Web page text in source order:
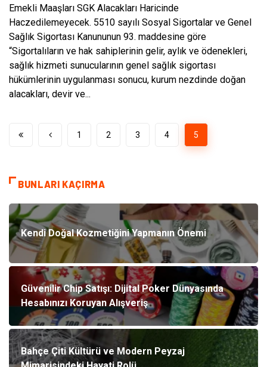
Emekli Maaşları SGK Alacakları Haricinde
Haczedilemeyecek. 5510 sayılı Sosyal Sigortalar ve Genel
Sağlık Sigortası Kanununun 93. maddesine göre
“Sigortalıların ve hak sahiplerinin gelir, aylık ve ödenekleri,
sağlık hizmeti sunucularının genel sağlık sigortası
hükümlerinin uygulanması sonucu, kurum nezdinde doğan
alacakları, devir ve...
1 2 3 4 5
BUNLARI KAÇIRMA
Kendi Doğal Kozmetiğini Yapmanın Önemi
Güvenilir Chip Satışı: Dijital Poker Dünyasında
Hesabınızı Koruyan Alışveriş
Bahçe Çiti Kültürü ve Modern Peyzaj